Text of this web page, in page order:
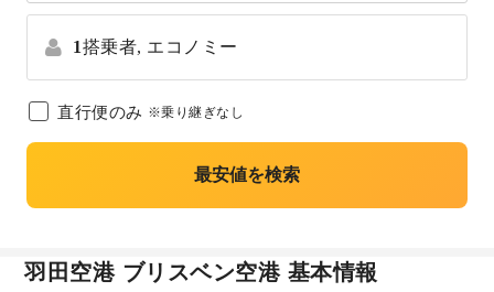
1搭乗者, エコノミー
直行便のみ ※乗り継ぎなし
最安値を検索
羽田空港 ブリスベン空港 基本情報